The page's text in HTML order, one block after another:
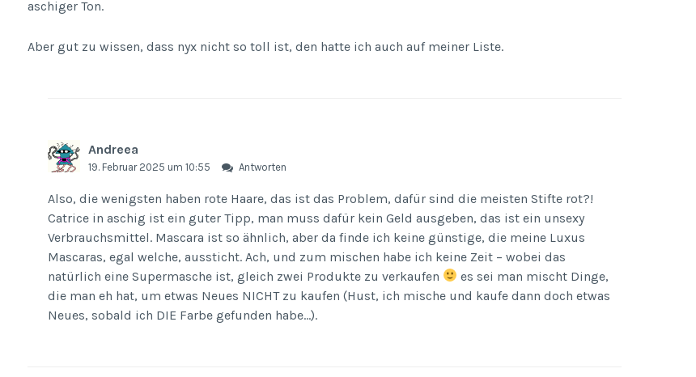
aschiger Ton.
Aber gut zu wissen, dass nyx nicht so toll ist, den hatte ich auch auf meiner Liste.
Andreea
19. Februar 2025 um 10:55 Antworten
Also, die wenigsten haben rote Haare, das ist das Problem, dafür sind die meisten Stifte rot?!
Catrice in aschig ist ein guter Tipp, man muss dafür kein Geld ausgeben, das ist ein unsexy
Verbrauchsmittel. Mascara ist so ähnlich, aber da finde ich keine günstige, die meine Luxus
Mascaras, egal welche, aussticht. Ach, und zum mischen habe ich keine Zeit – wobei das
natürlich eine Supermasche ist, gleich zwei Produkte zu verkaufen
es sei man mischt Dinge,
die man eh hat, um etwas Neues NICHT zu kaufen (Hust, ich mische und kaufe dann doch etwas
Neues, sobald ich DIE Farbe gefunden habe…).